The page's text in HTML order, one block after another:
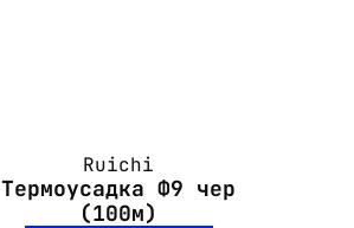
Ruichi
Термоусадка Ф9 чер
(100м)